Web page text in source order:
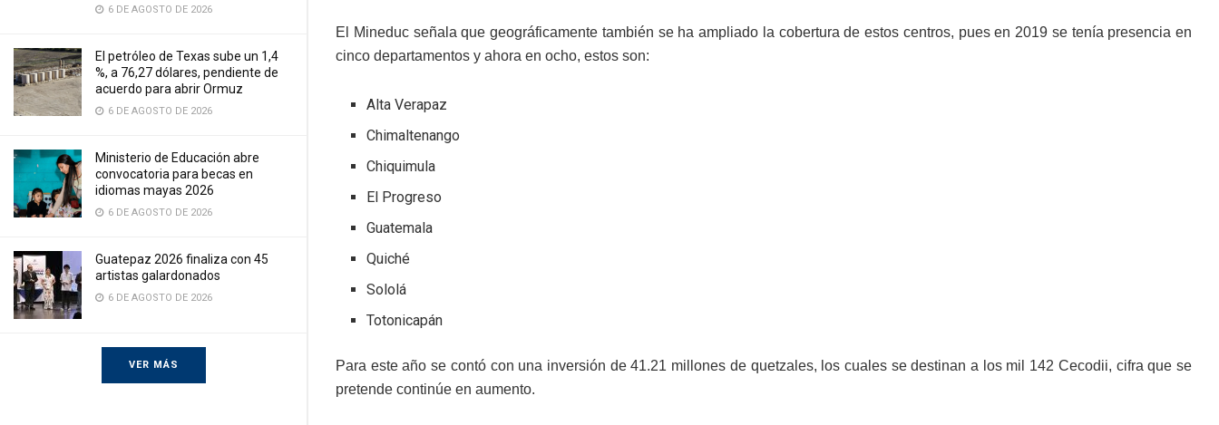
6 DE AGOSTO DE 2026
El petróleo de Texas sube un 1,4
%, a 76,27 dólares, pendiente de
acuerdo para abrir Ormuz
6 DE AGOSTO DE 2026
Ministerio de Educación abre
convocatoria para becas en
idiomas mayas 2026
6 DE AGOSTO DE 2026
Guatepaz 2026 finaliza con 45
artistas galardonados
6 DE AGOSTO DE 2026
VER MÁS
El Mineduc señala que geográficamente también se ha ampliado la cobertura de estos centros, pues en 2019 se tenía presencia en
cinco departamentos y ahora en ocho, estos son:
Alta Verapaz
Chimaltenango
Chiquimula
El Progreso
Guatemala
Quiché
Sololá
Totonicapán
Para este año se contó con una inversión de 41.21 millones de quetzales, los cuales se destinan a los mil 142 Cecodii, cifra que se
pretende continúe en aumento.